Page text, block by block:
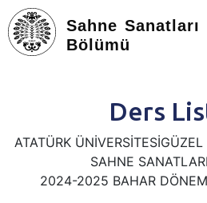
Sahne Sanatları
Bölümü
EĞITIM-ÖĞRETIM
PROJE VE ARAŞTIRMALAR
Ders
ATATÜRK
SAHNE
2024-2025 BAHAR